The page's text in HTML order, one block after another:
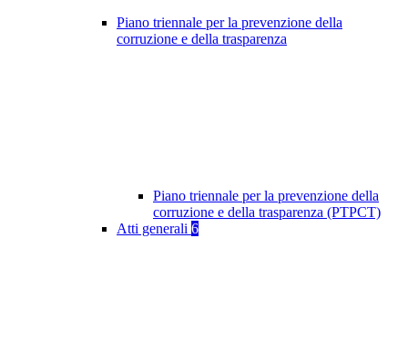
Piano triennale per la prevenzione della
corruzione e della trasparenza
Piano triennale per la prevenzione della
corruzione e della trasparenza (PTPCT)
Atti generali 6